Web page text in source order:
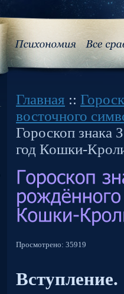
Главная ::
восточного
Гороскоп знака
год Кошки-
Просмотрено: 35919
Вступление.